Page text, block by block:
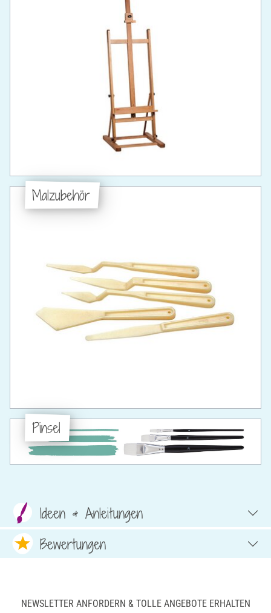
Malzubehör
Pinsel
Ideen & Anleitungen
Bewertungen
NEWSLETTER ANFORDERN & TOLLE ANGEBOTE ERHALTEN